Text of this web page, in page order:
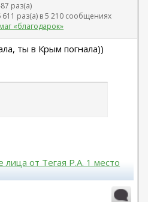
раз(а)
раз(а) в 5 210 сообщениях
«благодарок»
ты в Крым погнала))
от Тегая Р.А. 1 место